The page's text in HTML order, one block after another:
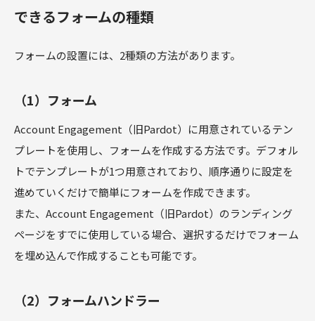
できるフォームの種類
フォームの設置には、2種類の方法があります。
（1）フォーム
Account Engagement（旧Pardot）に用意されているテン
プレートを使用し、フォームを作成する方法です。デフォル
トでテンプレートが1つ用意されており、順序通りに設定を
進めていくだけで簡単にフォームを作成できます。
また、Account Engagement（旧Pardot）のランディング
ページをすでに使用している場合、選択するだけでフォーム
を埋め込んで作成することも可能です。
（2）フォームハンドラー